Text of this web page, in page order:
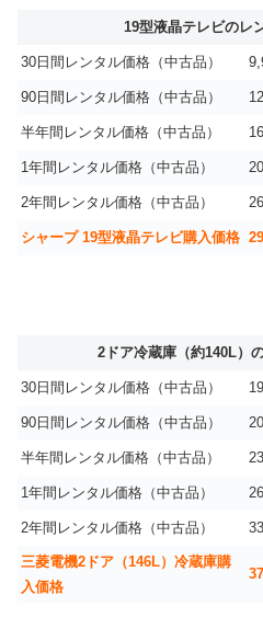
19型液晶テレビのレ
30日間レンタル価格（中古品）
90日間レンタル価格（中古品）
半年間レンタル価格（中古品）
1年間レンタル価格（中古品）
2年間レンタル価格（中古品）
シャープ 19型液晶テレビ購入価格
2ドア冷蔵庫（約140L）
30日間レンタル価格（中古品）
90日間レンタル価格（中古品）
半年間レンタル価格（中古品）
1年間レンタル価格（中古品）
2年間レンタル価格（中古品）
三菱電機2ドア（146L）冷蔵庫購
入価格